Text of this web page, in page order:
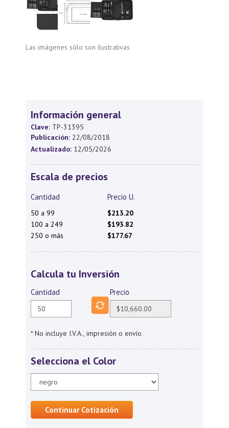
Las imágenes sólo son ilustrativas
Información general
Clave: TP-31395
Publicación: 22/08/2018
Actualizado: 12/05/2026
Escala de precios
Cantidad Precio U.
50 a 99
$213.20
100 a 249
$193.82
250 o más
$177.67
Calcula tu Inversión
Cantidad Precio
* No incluye I.V.A., impresión o envío
Selecciona el Color
Continuar Cotización